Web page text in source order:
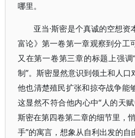
哪里。
亚当·斯密是个真诚的空想资
富论》第一卷第一章观察到分工
又在第一卷第三章的标题上强
制”。斯密显然意识到领土和人口
他也清楚殖民扩张和掠夺战争能
这显然不符合他内心中“人的天赋
斯密在第四卷第二章的细节里，
手”的寓言，想象从自利出发的